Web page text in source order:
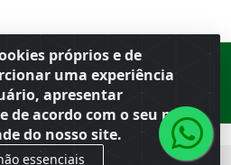
próprios e de
uma experiência
apresentar
de acordo com o seu perfil
do nosso site.
essenciais
Rural Porto Ferreira ·BR
· CEP
91